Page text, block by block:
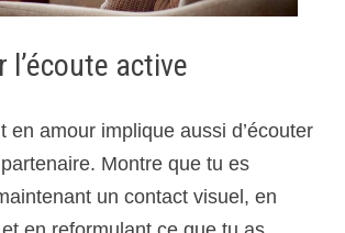
l’écoute active
en amour implique aussi d’écouter
Montre que tu es
un contact visuel, en